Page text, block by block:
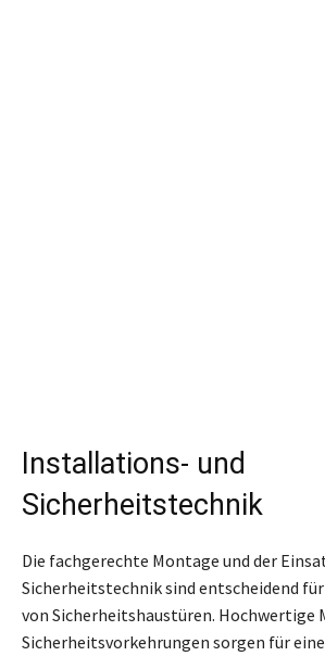
Installations- und
Sicherheitstechnik
Die fachgerechte Montage und der
Sicherheitstechnik sind entscheidend
von Sicherheitshaustüren. Hochwertige
Sicherheitsvorkehrungen sorgen für